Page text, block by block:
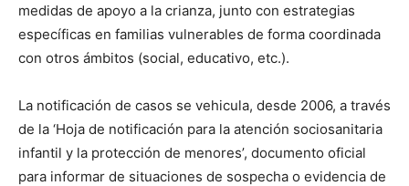
medidas de apoyo a la crianza, junto con estrategias
específicas en familias vulnerables de forma coordinada
con otros ámbitos (social, educativo, etc.).
La notificación de casos se vehicula, desde 2006, a través
de la ‘Hoja de notificación para la atención sociosanitaria
infantil y la protección de menores’, documento oficial
para informar de situaciones de sospecha o evidencia de